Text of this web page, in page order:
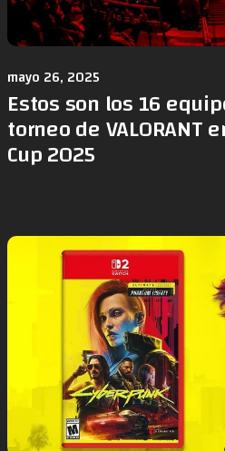
mayo 26, 2025
Estos son los 16
torneo de VALORANT
Cup 2025